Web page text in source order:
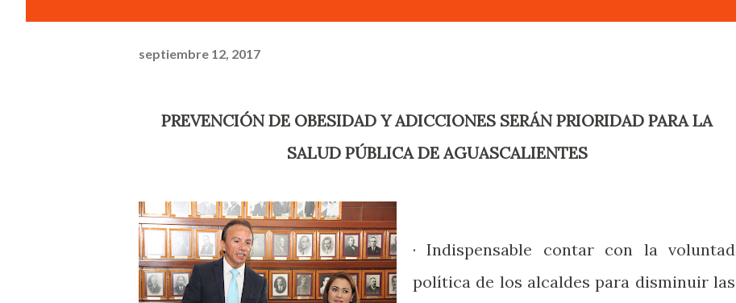
septiembre 12, 2017
PREVENCIÓN DE OBESIDAD Y ADICCIONES SERÁN PRIORIDAD PARA LA
SALUD PÚBLICA DE AGUASCALIENTES
· Indispensable contar con la voluntad
política de los alcaldes para disminuir las